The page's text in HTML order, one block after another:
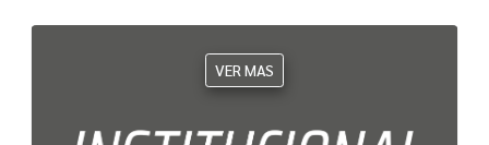
VER MAS